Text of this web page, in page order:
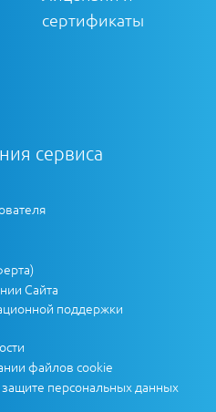
сертификаты
сервиса
Сайта
поддержки
файлов cookie
персональных данных